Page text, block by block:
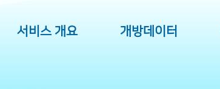
서비스 개요 개방데이터